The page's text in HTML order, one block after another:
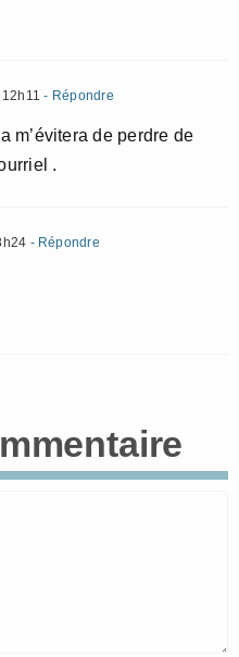
- Répondre
m’évitera de perdre de
.
- Répondre